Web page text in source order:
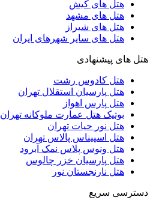
هتل های کیش
هتل های مشهد
هتل های شیراز
هتل های سایر شهرهای ایران
هتل های پیشنهادی
هتل کادوس رشت
هتل پارسیان استقلال تهران
هتل پارس اهواز
بوتیک هتل عمارت ملوکانه تهران
هتل نور حیات تهران
هتل اسپیناس پالاس تهران
هتل ونوس پلاس نمک آبرود
هتل پارسیان خزر چالوس
هتل نارنجستان نور
دسترسی سریع